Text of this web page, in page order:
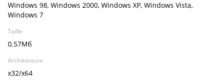
Windows 98, Windows 2000, Windows XP, Windows Vista,
Windows 7
Taille
0.57Мб
Architecture
x32/x64